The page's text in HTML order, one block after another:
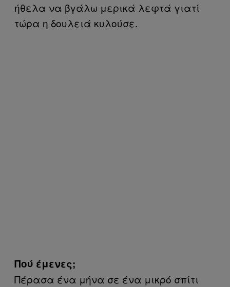
ήθελα να βγάλω μερικά λεφτά γιατί
τώρα η δουλειά κυλούσε.
Πού έμενες;
Πέρασα ένα μήνα σε ένα μικρό σπίτι